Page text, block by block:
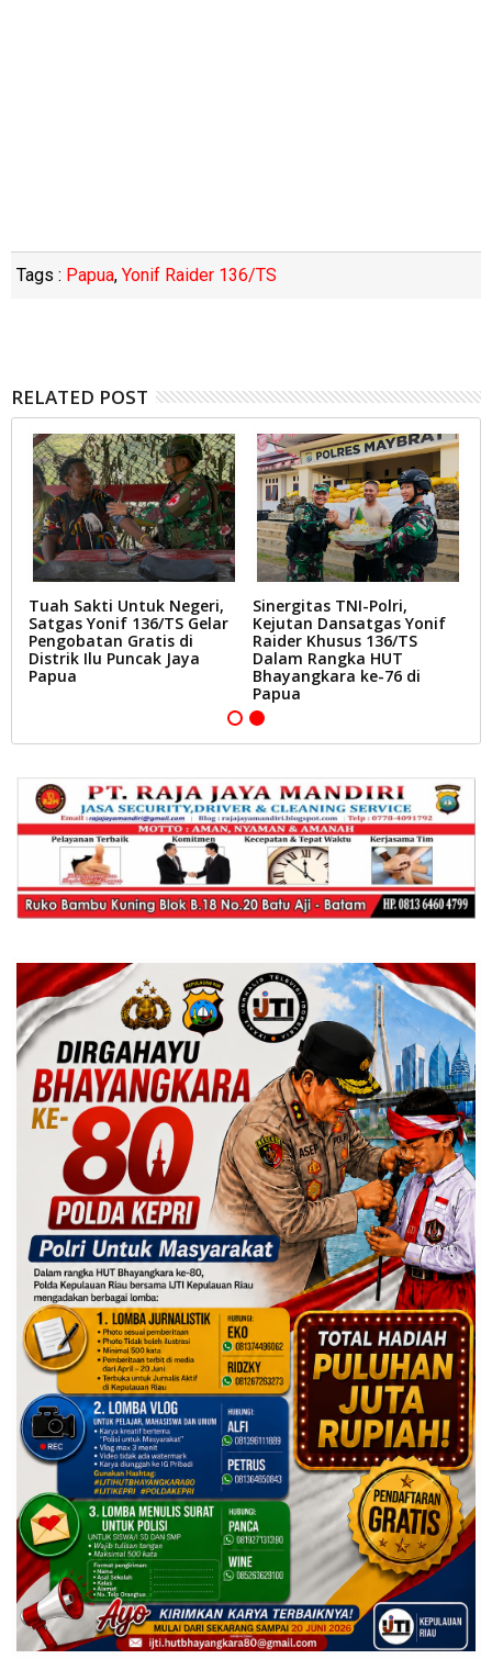
Tags : Papua, Yonif Raider 136/TS
RELATED POST
Tuah Sakti Untuk Negeri,
Satgas Yonif 136/TS Gelar
Pengobatan Gratis di
Distrik Ilu Puncak Jaya
Papua
Sinergitas TNI-Polri,
Kejutan Dansatgas Yonif
Raider Khusus 136/TS
Dalam Rangka HUT
Bhayangkara ke-76 di
Papua